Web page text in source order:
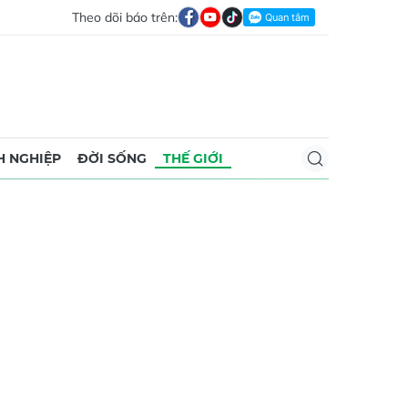
Theo dõi báo trên:
NGHIỆP ĐỜI SỐNG THẾ GIỚI